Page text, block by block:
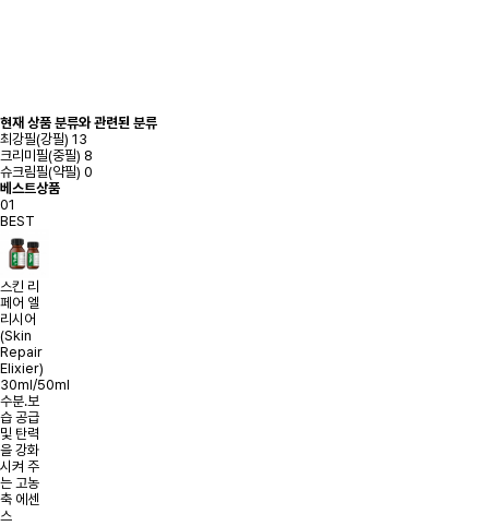
현재 상품 분류와 관련된 분류
최강필(강필) 13
크리미필(중필) 8
슈크림필(약필) 0
베스트상품
01
BEST
스킨 리
페어 엘
리시어
(Skin
Repair
Elixier)
30ml/50ml
수분.보
습 공급
및 탄력
을 강화
시켜 주
는 고농
축 에센
스